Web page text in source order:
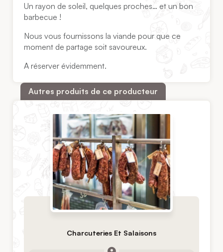
Un rayon de soleil, quelques proches… et un bon
barbecue !
Nous vous fournissons la viande pour que ce
moment de partage soit savoureux.
A réserver évidemment.
Autres produits de ce producteur
Charcuteries Et Salaisons